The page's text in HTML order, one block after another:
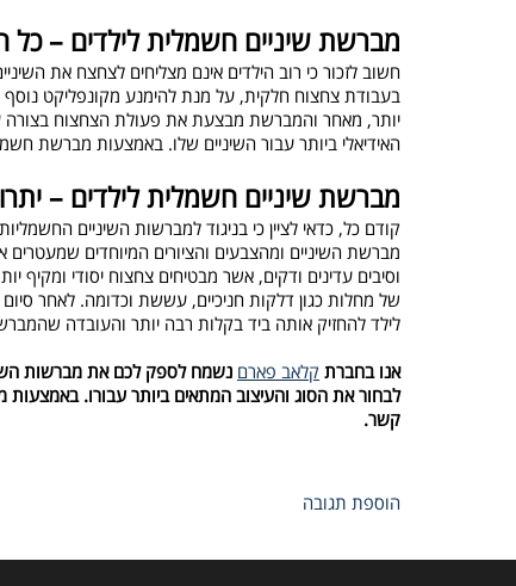
מברשת שיניים חשמלית לילדים – כל
חשוב לזכור כי רוב הילדים אינם מצליחים לצחצח את
בעבודת צחצוח חלקית, על מנת להימנע מקונפליקט
האידיאלי ביותר עבור השיניים שלו. באמצעות מברשת
מברשת שיניים חשמלית לילדים –
קודם כל, כדאי לציין כי בניגוד למברשות השיניים
מברשת השיניים ומהצבעים והציורים המיוחדים
וסיבים עדינים ודקים, אשר מבטיחים צחצוח יסודי ומקיף
של מחלות כגון דלקות חניכיים, עששת וכדומה. לאחר
לילד להחזיק אותה ביד בקלות רבה יותר והעובדה
אנו בחברת קלאב פארם נשמח לספק לכם את מברשות
לבחור את הסוג והעיצוב המתאים ביותר עבורו.
קשר.
הוספת תגובה